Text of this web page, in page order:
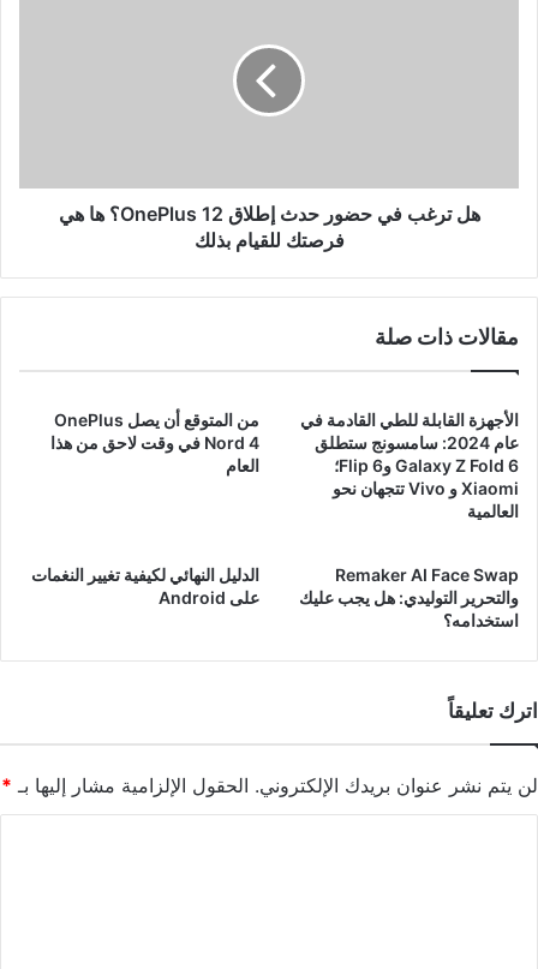
ها
بذلك
هل ترغب في حضور حدث إطلاق OnePlus 12؟ ها هي
فرصتك للقيام بذلك
مقالات ذات صلة
الأجهزة القابلة للطي القادمة في
عام 2024: سامسونج ستطلق
Galaxy Z Fold 6 وFlip 6؛
Xiaomi و Vivo تتجهان نحو
العالمية
من المتوقع أن يصل OnePlus
Nord 4 في وقت لاحق من هذا
العام
Remaker AI Face Swap
والتحرير التوليدي: هل يجب عليك
استخدامه؟
الدليل النهائي لكيفية تغيير النغمات
على Android
اترك تعليقاً
لن يتم نشر عنوان بريدك الإلكتروني. الحقول الإلزامية مشار إليها بـ *